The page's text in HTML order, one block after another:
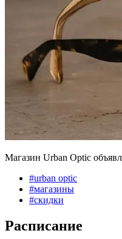
Магазин Urban Optic
#urban optic
#магазины
#скидки
Расписание